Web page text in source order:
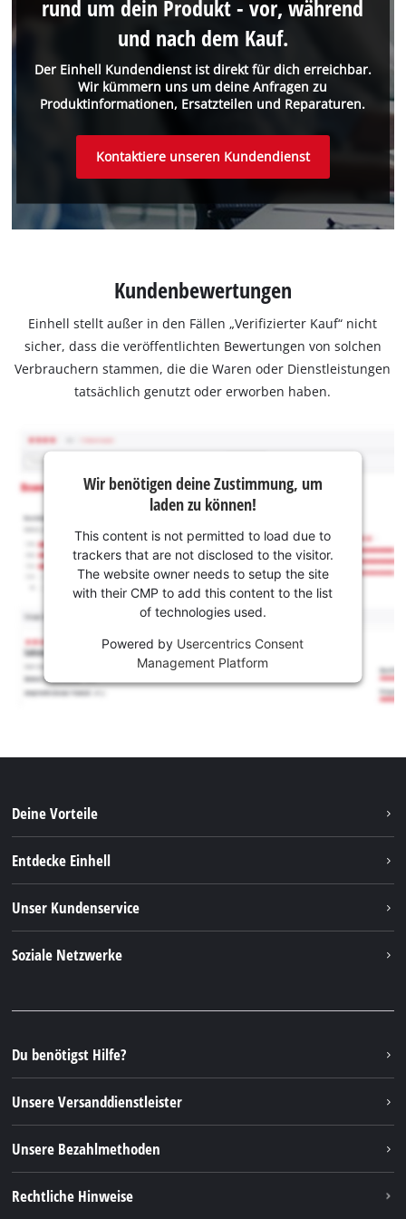
Der Einhell Kundendienst ist direkt für dich erreichbar.
Wir kümmern uns um deine Anfragen zu
Produktinformationen, Ersatzteilen und Reparaturen.
rund um dein Produkt - vor, während
und nach dem Kauf.
Kontaktiere unseren Kundendienst
Kundenbewertungen
Einhell stellt außer in den Fällen „Verifizierter Kauf“ nicht
sicher, dass die veröffentlichten Bewertungen von solchen
Verbrauchern stammen, die die Waren oder Dienstleistungen
tatsächlich genutzt oder erworben haben.
Wir benötigen deine Zustimmung, um
laden zu können!
This content is not permitted to load due to
trackers that are not disclosed to the visitor.
The website owner needs to setup the site
with their CMP to add this content to the list
of technologies used.
Powered by Usercentrics Consent
Management Platform
Deine Vorteile
Entdecke Einhell
Nachhaltigkeit
Unser Kundenservice
FAQs
Rücksendungen / Widerruf
Verpackungsrichtlinien
Hinweise zur Batterieentsorgung
Vertrag widerrufen
Soziale Netzwerke
Instagram
TikTok
Pinterest
Linkedin
Du benötigst Hilfe?
Unsere Versanddienstleister
Unsere Bezahlmethoden
Rechtliche Hinweise